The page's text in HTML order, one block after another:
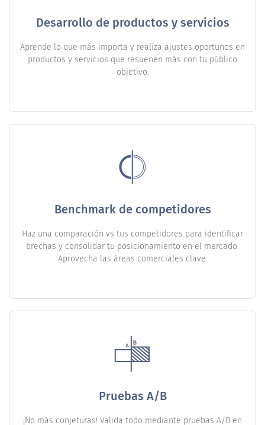
Desarrollo de productos y servicios
Aprende lo que más importa y realiza ajustes oportunos en
productos y servicios que resuenen más con tu público
objetivo.
Benchmark de competidores
Haz una comparación vs tus competidores para identificar
brechas y consolidar tu posicionamiento en el mercado.
Aprovecha las áreas comerciales clave.
Pruebas A/B
¡No más conjeturas! Valida todo mediante pruebas A/B en